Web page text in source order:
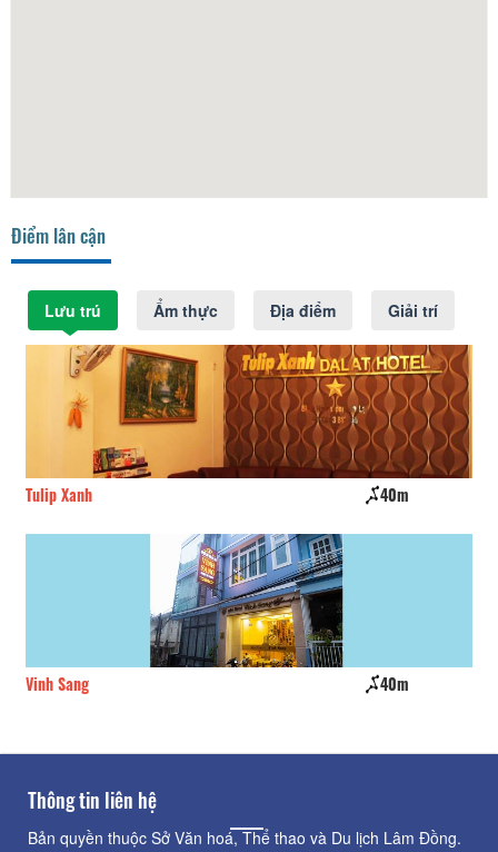
Điểm lân cận
Lưu trú Ẩm thực Địa điểm Giải trí
Tulip Xanh 40m
Vinh Sang 40m
Thông tin liên hệ
Bản quyền thuộc Sở Văn hoá, Thể thao và Du lịch Lâm Đồng.